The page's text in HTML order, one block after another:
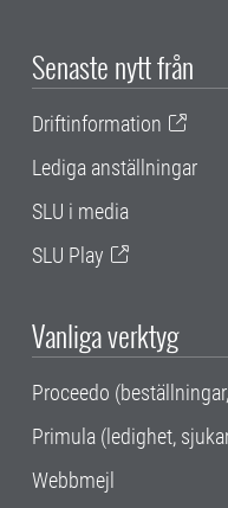
Senaste nytt från
Driftinformation
Lediga anställningar
SLU i media
SLU Play
Vanliga verktyg
Proceedo
Primula (ledighet,
Webbmejl